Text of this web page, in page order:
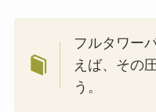
フルタワー
えば、その
う。